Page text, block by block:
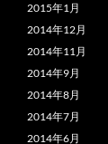
2015年1月
2014年12月
2014年11月
2014年9月
2014年8月
2014年7月
2014年6月